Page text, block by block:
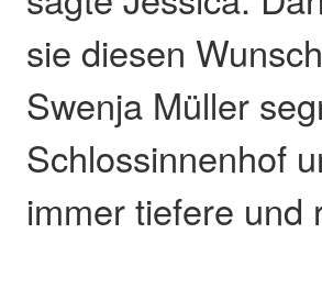
sie diesen
Swenja Müller
Schlossinnenhof
immer tiefere und